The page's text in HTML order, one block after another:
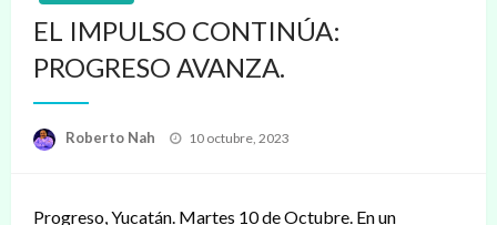
EL IMPULSO CONTINÚA:
PROGRESO AVANZA.
Roberto Nah
Publicado
10 octubre, 2023
Progreso, Yucatán. Martes 10 de Octubre. En un